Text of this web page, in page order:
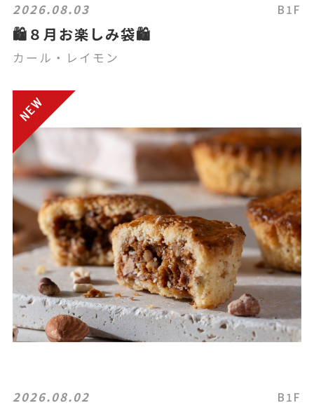
2026.08.03 B1F
🛍８月お楽しみ袋🛍
カール・レイモン
2026.08.02 B1F